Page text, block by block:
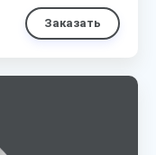
Заказать